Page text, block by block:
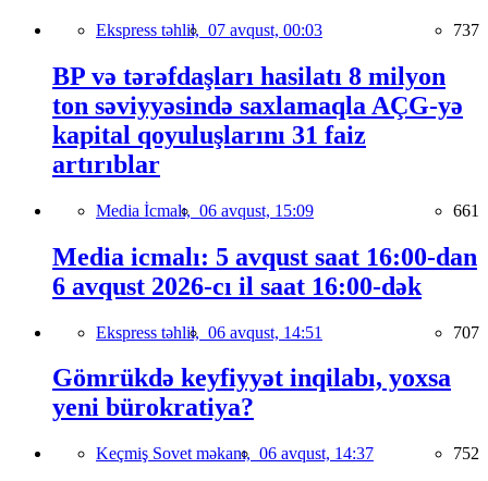
Ekspress təhlil, 07 avqust, 00:03 737
BP və tərəfdaşları hasilatı 8 milyon
ton səviyyəsində saxlamaqla AÇG-yə
kapital qoyuluşlarını 31 faiz
artırıblar
Media İcmalı, 06 avqust, 15:09 661
Media icmalı: 5 avqust saat 16:00-dan
6 avqust 2026-cı il saat 16:00-dək
Ekspress təhlil, 06 avqust, 14:51 707
Gömrükdə keyfiyyət inqilabı, yoxsa
yeni bürokratiya?
Keçmiş Sovet məkanı, 06 avqust, 14:37 752